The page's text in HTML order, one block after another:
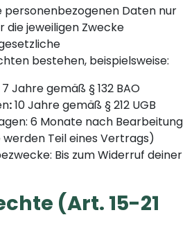
personenbezogenen Daten nur
die jeweiligen Zwecke
bestehen, beispielsweise:
Jahre gemäß § 132 BAO
:10 Jahre gemäß § 212 UGB
6 Monate nach Bearbeitung
werden Teil eines Vertrags)
Bis zum Widerruf deiner
(Art. 15-21